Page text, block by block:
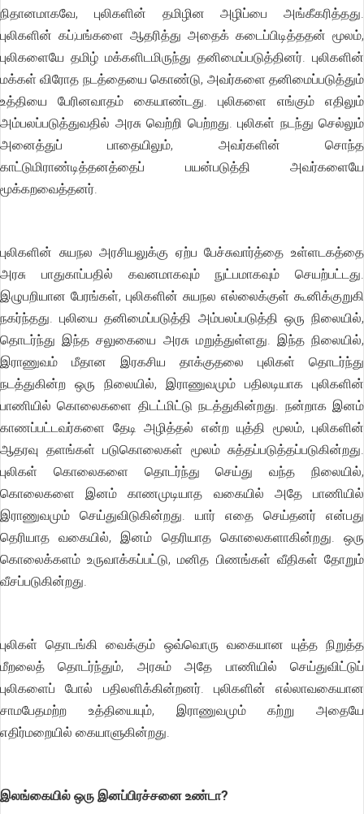
நிதானமாகவே, புலிகளின் தமிழின அழிப்பை அங்கீகரித்தது.
புலிகளின் கப்;பங்களை ஆதரித்து அதைக் கடைப்பிடித்ததன் மூலம்,
புலிகளையே தமிழ் மக்களிடமிருந்து தனிமைப்படுத்தினர். புலிகளின்
மக்கள் விரோத நடத்தையை கொண்டு, அவர்களை தனிமைப்படுத்தும்
உத்தியை பேரினவாதம் கையாண்டது. புலிகளை எங்கும் எதிலும்
அம்பலப்படுத்துவதில் அரசு வெற்றி பெற்றது. புலிகள் நடந்து செல்லும்
அனைத்துப் பாதையிலும், அவர்களின் சொந்த
காட்டுமிராண்டித்தனத்தைப் பயன்படுத்தி அவர்களையே
மூக்கறவைத்தனர்.
புலிகளின் சுயநல அரசியலுக்கு ஏற்ப பேச்சுவார்த்தை உள்ளடகத்தை
அரசு பாதுகாப்பதில் கவனமாகவும் நுட்பமாகவும் செயற்பட்டது.
இழுபறியான பேரங்கள், புலிகளின் சுயநல எல்லைக்குள் கூனிக்குறுகி
நகர்ந்தது. புலியை தனிமைப்படுத்தி அம்பலப்படுத்தி ஒரு நிலையில்,
தொடர்ந்து இந்த சலுகையை அரசு மறுத்துள்ளது. இந்த நிலையில்,
இராணுவம் மீதான இரகசிய தாக்குதலை புலிகள் தொடர்ந்து
நடத்துகின்ற ஒரு நிலையில், இராணுவமும் பதிலடியாக புலிகளின்
பாணியில் கொலைகளை திடட்மிட்டு நடத்துகின்றது. நன்றாக இனம்
காணப்பட்டவர்களை தேடி அழித்தல் என்ற யுத்தி மூலம், புலிகளின்
ஆதரவு தளங்கள் படுகொலைகள் மூலம் சுத்தப்படுத்தப்படுகின்றது.
புலிகள் கொலைகளை தொடர்ந்து செய்து வந்த நிலையில்,
கொலைகளை இனம் காணமுடியாத வகையில் அதே பாணியில்
இராணுவமும் செய்துவிடுகின்றது. யார் எதை செய்தனர் என்பது
தெரியாத வகையில், இனம் தெரியாத கொலைகளாகின்றது. ஒரு
கொலைக்களம் உருவாக்கப்பட்டு, மனித பிணங்கள் வீதிகள் தோறும்
வீசப்படுகின்றது.
புலிகள் தொடங்கி வைக்கும் ஒவ்வொரு வகையான யுத்த நிறுத்த
மீறலைத் தொடர்ந்தும், அரசும் அதே பாணியில் செய்துவிட்டுப்
புலிகளைப் போல் பதிலளிக்கின்றனர். புலிகளின் எல்லாவகையான
சாமபேதமற்ற உத்தியையும், இராணுவமும் கற்று அதையே
எதிர்மறையில் கையாளுகின்றது.
இலங்கையில் ஒரு இனப்பிரச்சனை உண்டா?